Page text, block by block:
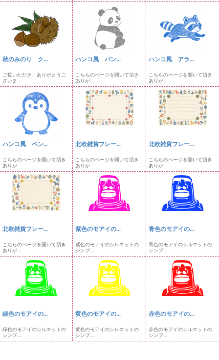
秋のみのり ク...
ご覧いただき、ありがとうご
ざいま...
ハンコ風 パン...
こちらのページを開いて頂き
ありが...
ハンコ風 アラ...
こちらのページを開いて頂き
ありが...
ハンコ風 ペン...
こちらのページを開いて頂き
ありが...
北欧雑貨フレー...
こちらのページを開いて頂き
ありが...
北欧雑貨フレー...
こちらのページを開いて頂き
ありが...
北欧雑貨フレー...
こちらのページを開いて頂き
ありが...
紫色のモアイの...
紫色のモアイのシルエットの
シンプ...
青色のモアイの...
青色のモアイのシルエットの
シンプ...
緑色のモアイの...
緑色のモアイのシルエットの
シンプ...
黄色のモアイの...
黄色のモアイのシルエットの
シンプ...
赤色のモアイの...
赤色のモアイのシルエットの
シンプ...